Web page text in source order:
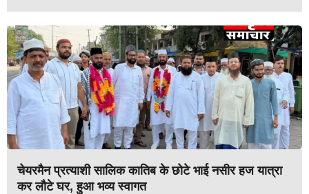
चेयरमैन प्रत्याशी सालिक कातिब के छोटे भाई नसीर हज यात्रा
कर लौटे घर, हुआ भव्य स्वागत